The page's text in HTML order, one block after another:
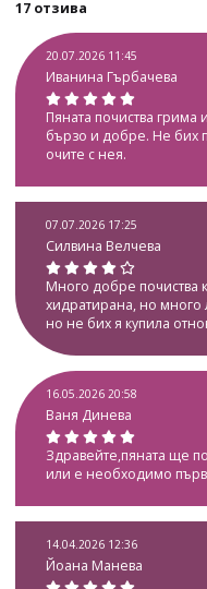
17 отзива
20.07.2026 11:45
Иванина Гърбачева
Пяната почиства грима
бързо и добре. Не бих
очите с нея.
07.07.2026 17:25
Силвина Велчева
Много добре почиства
хидратирана, но
но не бих я купила
16.05.2026 20:58
Ваня Динева
Здравейте,пяната ще
или е необходимо
14.04.2026 12:36
Йоана Манева